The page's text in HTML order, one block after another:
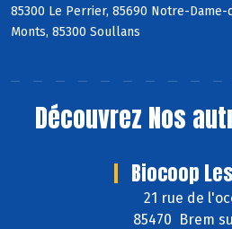
85300 Le Perrier, 85690 Notre-Dame-
Monts, 85300 Soullans
Découvrez Nos
Biocoop
21 rue de
85470 Brem